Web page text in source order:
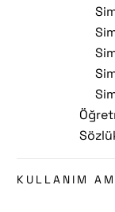
KULLANIM